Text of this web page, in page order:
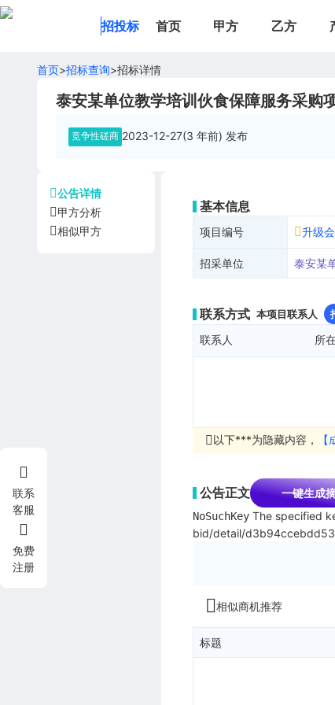
招投标 首页 甲方 乙方
首页>招标查询>招标详情
泰安某单位教学培训伙食保障服务采购
竞争性磋商 2023-12-27(3 年前) 发布
公告详情
甲方分析
相似甲方
基本信息
项目编号 升级
招采单位 泰安某
联系方式 本项目联系人
联系人 所
以下***为隐藏内容，
公告正文 一键生成
NoSuchKey The specified
bid/detail/
相似商机推荐
标题
联系
客服
免费
注册